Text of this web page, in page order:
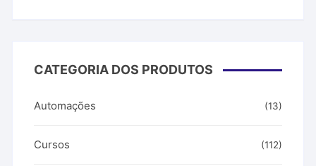
CATEGORIA DOS PRODUTOS
Automações (13)
Cursos (112)